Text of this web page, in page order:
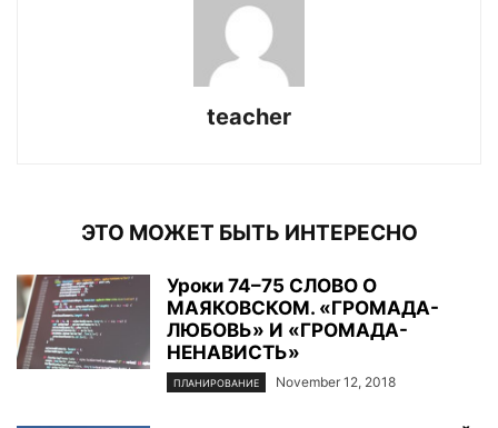
teacher
ЭТО МОЖЕТ БЫТЬ ИНТЕРЕСНО
Уроки 74–75 СЛОВО О
МАЯКОВСКОМ. «ГРОМАДА-
ЛЮБОВЬ» И «ГРОМАДА-
НЕНАВИСТЬ»
ПЛАНИРОВАНИЕ November 12, 2018